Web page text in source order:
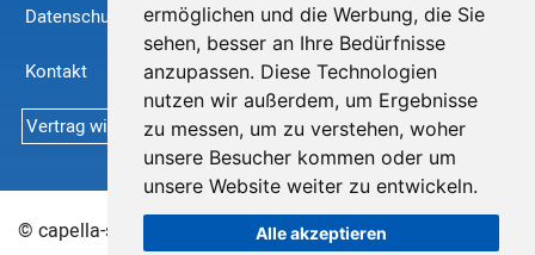
ermöglichen und die Werbung, die Sie
sehen, besser an Ihre Bedürfnisse
anzupassen. Diese Technologien
nutzen wir außerdem, um Ergebnisse
zu messen, um zu verstehen, woher
unsere Besucher kommen oder um
unsere Website weiter zu entwickeln.
Alle akzeptieren
Datenschutz
Kontakt
Vertrag widerrufen
© capella-software AG 2026Sitemap